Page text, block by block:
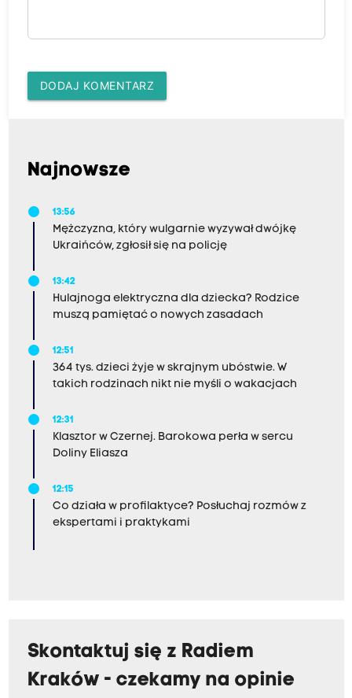
DODAJ KOMENTARZ
Najnowsze
13:56
Mężczyzna, który wulgarnie wyzywał dwójkę
Ukraińców, zgłosił się na policję
13:42
Hulajnoga elektryczna dla dziecka? Rodzice
muszą pamiętać o nowych zasadach
12:51
364 tys. dzieci żyje w skrajnym ubóstwie. W
takich rodzinach nikt nie myśli o wakacjach
12:31
Klasztor w Czernej. Barokowa perła w sercu
Doliny Eliasza
12:15
Co działa w profilaktyce? Posłuchaj rozmów z
ekspertami i praktykami
Skontaktuj się z Radiem
Kraków - czekamy na opinie